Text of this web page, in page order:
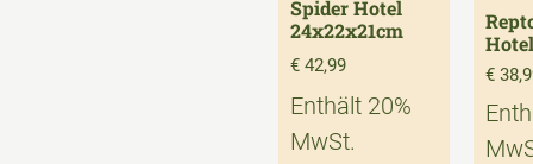
Spider Hotel
24x22x21cm
€ 42,99
Enthält 20%
MwSt.
€